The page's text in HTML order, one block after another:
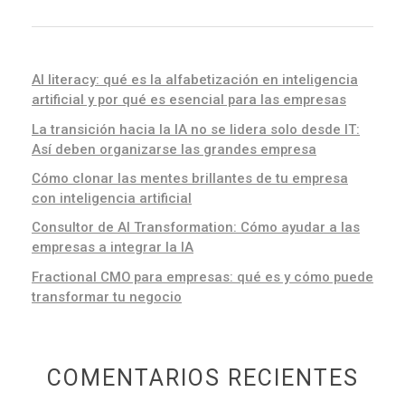
AI literacy: qué es la alfabetización en inteligencia
artificial y por qué es esencial para las empresas
La transición hacia la IA no se lidera solo desde IT:
Así deben organizarse las grandes empresa
Cómo clonar las mentes brillantes de tu empresa
con inteligencia artificial
Consultor de AI Transformation: Cómo ayudar a las
empresas a integrar la IA
Fractional CMO para empresas: qué es y cómo puede
transformar tu negocio
COMENTARIOS RECIENTES